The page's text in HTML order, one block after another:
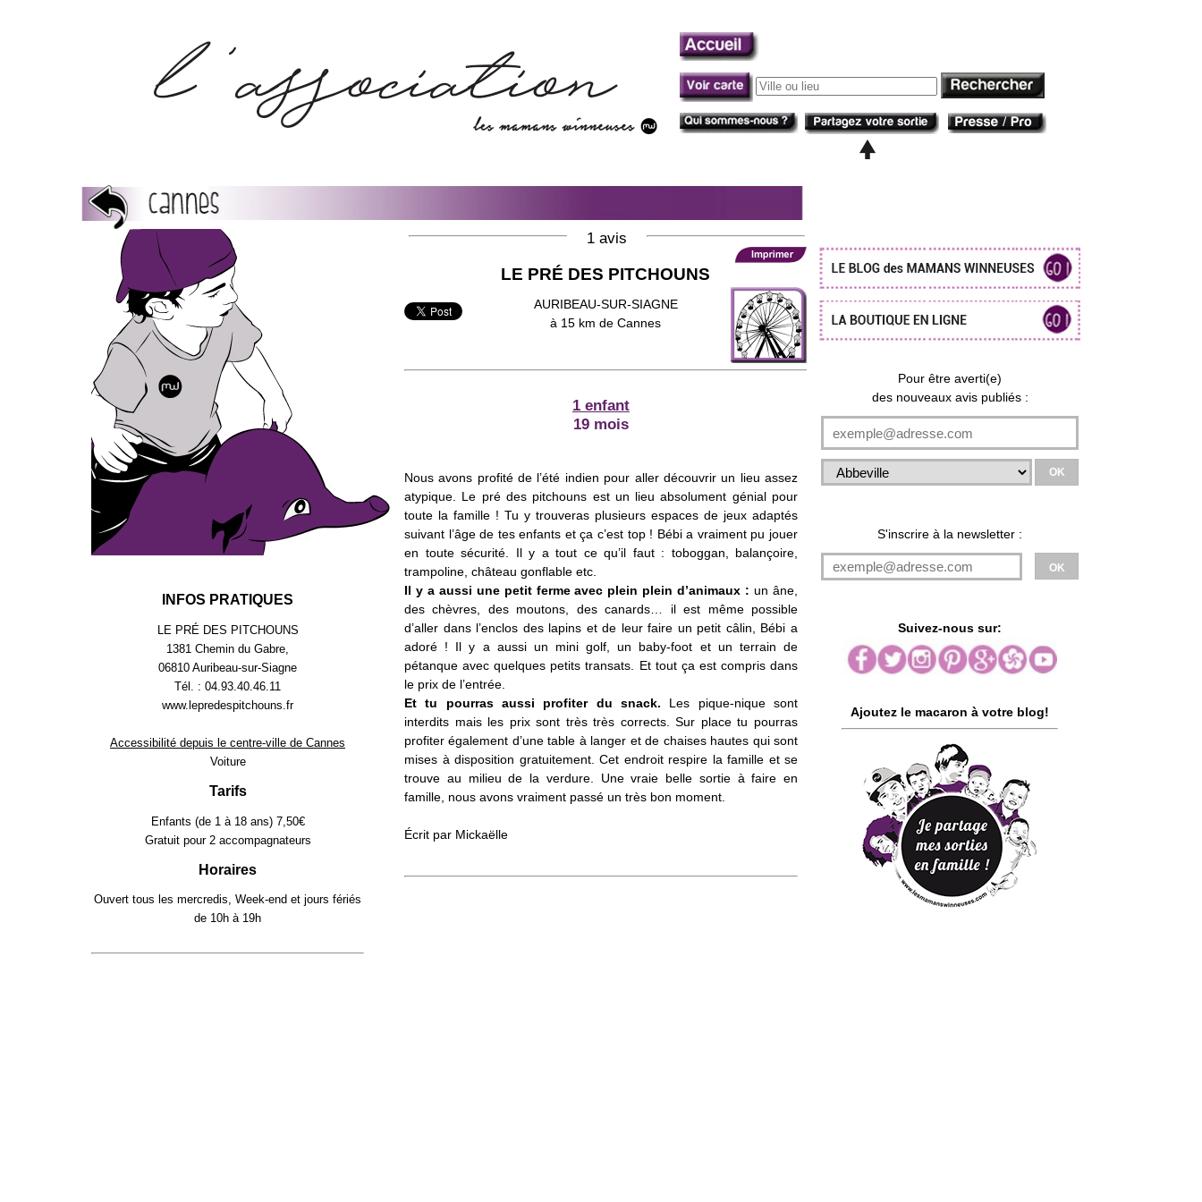
1 avis
LE PRÉ DES PITCHOUNS
AURIBEAU-SUR-SIAGNE
à 15 km de Cannes
1 enfant
19 mois
Nous avons profité de l’été indien pour aller découvrir un lieu assez
atypique. Le pré des pitchouns est un lieu absolument génial pour
toute la famille ! Tu y trouveras plusieurs espaces de jeux adaptés
suivant l’âge de tes enfants et ça c’est top ! Bébi a vraiment pu jouer
en toute sécurité. Il y a tout ce qu’il faut : toboggan, balançoire,
trampoline, château gonflable etc.
Il y a aussi une petit ferme avec plein plein d’animaux : un âne,
des chèvres, des moutons, des canards… il est même possible
d’aller dans l’enclos des lapins et de leur faire un petit câlin, Bébi a
adoré ! Il y a aussi un mini golf, un baby-foot et un terrain de
pétanque avec quelques petits transats. Et tout ça est compris dans
le prix de l’entrée.
Et tu pourras aussi profiter du snack. Les pique-nique sont
interdits mais les prix sont très très corrects. Sur place tu pourras
profiter également d’une table à langer et de chaises hautes qui sont
mises à disposition gratuitement. Cet endroit respire la famille et se
trouve au milieu de la verdure. Une vraie belle sortie à faire en
famille, nous avons vraiment passé un très bon moment.
Écrit par Mickaëlle
INFOS PRATIQUES
LE PRÉ DES PITCHOUNS
1381 Chemin du Gabre,
06810 Auribeau-sur-Siagne
Tél. : 04.93.40.46.11
www.lepredespitchouns.fr
Accessibilité depuis le centre-ville de Cannes
Voiture
Tarifs
Enfants (de 1 à 18 ans) 7,50€
Gratuit pour 2 accompagnateurs
Horaires
Ouvert tous les mercredis, Week-end et jours fériés
de 10h à 19h